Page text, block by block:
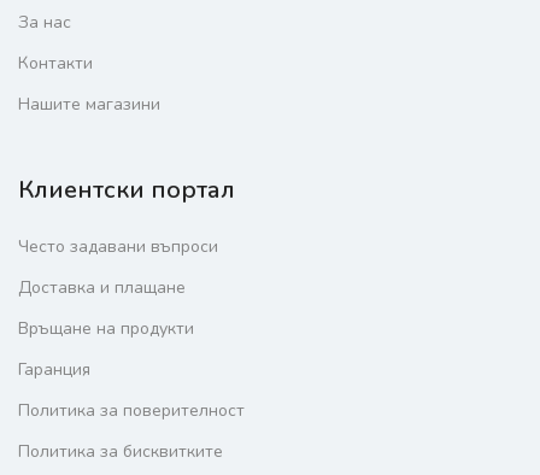
За нас
Контакти
Нашите магазини
Клиентски портал
Често задавани въпроси
Доставка и плащане
Връщане на продукти
Гаранция
Политика за поверителност
Политика за бисквитките